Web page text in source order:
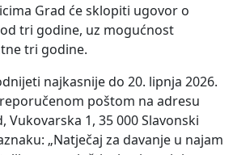
Grad će sklopiti ugovor o
tri godine, uz mogućnost
tri godine.
najkasnije do 20. lipnja 2026.
poštom na adresu
Vukovarska 1, 35 000 Slavonski
„Natječaj za davanje u najam